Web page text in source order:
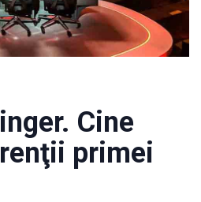
Cine
primei